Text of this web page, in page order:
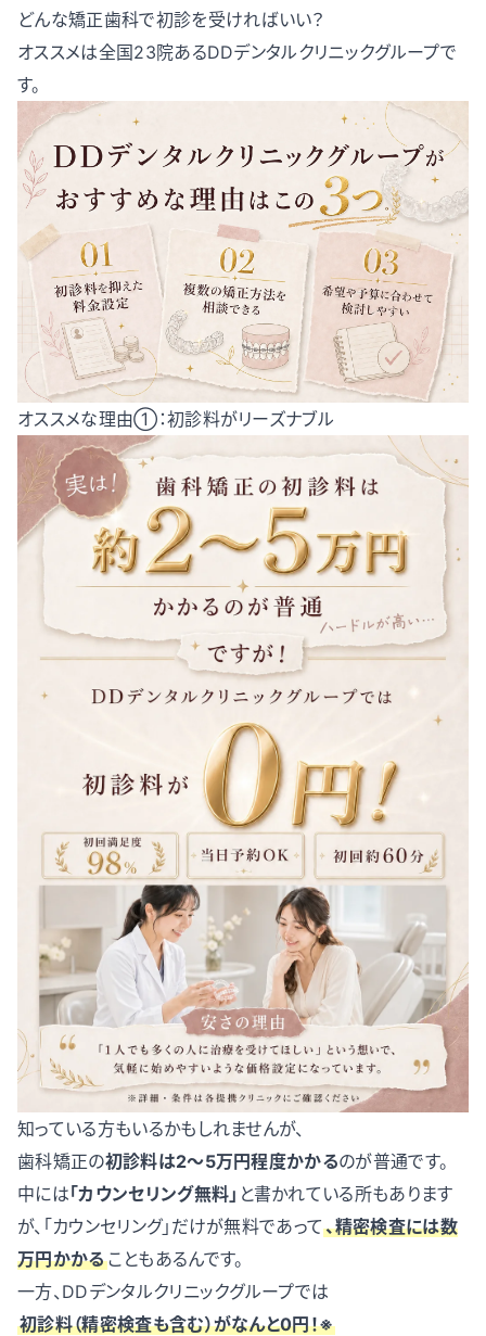
どんな矯正歯科で初診を受ければいい？
オススメは全国23院あるDDデンタルクリニックグループで
す。
オススメな理由①：初診料がリーズナブル
知っている方もいるかもしれませんが、
歯科矯正の初診料は2〜5万円程度かかるのが普通です。
中には「カウンセリング無料」 と書かれている所もあります
が、「カウンセリング」だけが無料であって、精密検査には数
万円かかることもあるんです。
一方、DDデンタルクリニックグループでは
初診料（精密検査も含む）がなんと0円！※